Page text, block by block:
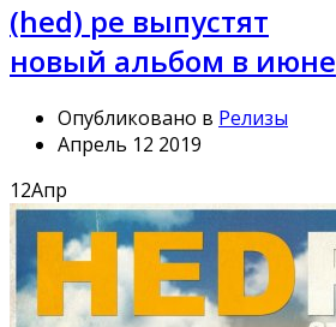
(hed) pe выпустят
новый альбом в июне
Опубликовано в Релизы
Апрель 12 2019
12Апр